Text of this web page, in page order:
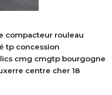
compacteur rouleau
tp concession
cmg cmgtp bourgogne
centre cher 18